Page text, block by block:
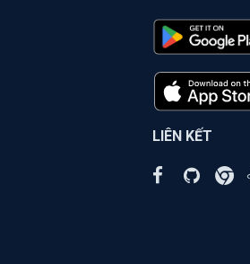
LIÊN KẾT